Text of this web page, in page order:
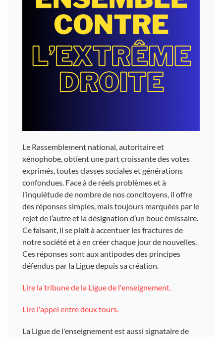
Le Rassemblement national, autoritaire et
xénophobe, obtient une part croissante des votes
exprimés, toutes classes sociales et générations
confondues. Face à de réels problèmes et à
l’inquiétude de nombre de nos concitoyens, il offre
des réponses simples, mais toujours marquées par le
rejet de l’autre et la désignation d’un bouc émissaire.
Ce faisant, il se plaît à accentuer les fractures de
notre société et à en créer chaque jour de nouvelles.
Ces réponses sont aux antipodes des principes
défendus par la Ligue depuis sa création.
Lire la tribune de la Ligue de l'enseignement.
Lire l'appel entre deux tours.
La Ligue de l'enseignement est aussi signataire de